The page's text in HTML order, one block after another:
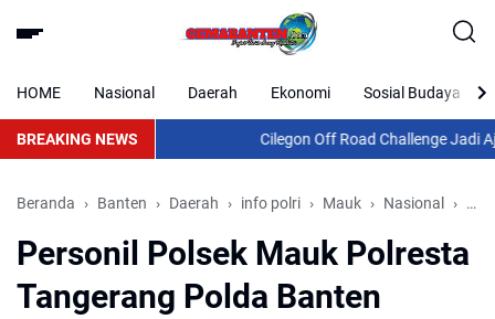
HOME Nasional Daerah Ekonomi Sosial Budaya
BREAKING NEWS Cilegon Off Road Challenge Jadi
Beranda Banten Daerah info polri Mauk Nasional
Personil Polsek Mauk Polresta
Tangerang Polda Banten